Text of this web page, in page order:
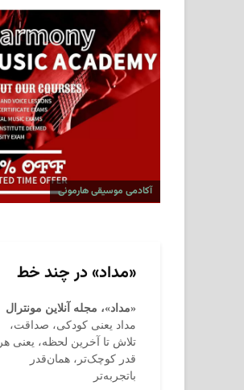
آکادمی موسیقی هارمونی
«مداد» در چند خط
«مداد»، مجله آنلاین مونترال
مداد یعنی کودکی، صداقت،
تلاش تا آخرین لحظه، یعنی هر
قدر کوچک‌تر، همان‌قدر
باتجربه‌تر